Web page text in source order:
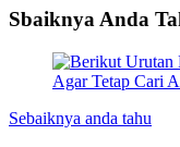
Sbaiknya Anda
Sebaiknya anda tahu